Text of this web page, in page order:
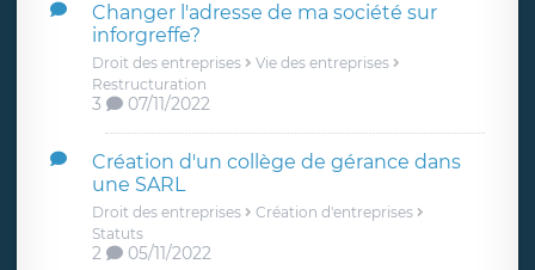
Changer l'adresse de ma société sur
inforgreffe?
Droit des entreprises
Vie des entreprises
Restructuration
3 07/11/2022
Création d'un collège de gérance dans
une SARL
Droit des entreprises
Création d'entreprises
Statuts
2 05/11/2022